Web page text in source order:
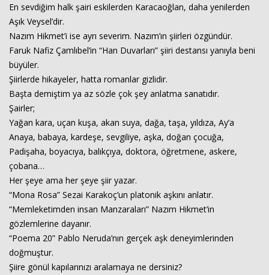
En sevdiğim halk şairi eskilerden Karacaoğlan, daha yenilerden
Aşık Veysel’dir.
Nazım Hikmet’i ise ayrı severim. Nazım’ın şiirleri özgündür.
Faruk Nafiz Çamlıbel’in “Han Duvarları” şiiri destansı yanıyla beni
büyüler.
Şiirlerde hikayeler, hatta romanlar gizlidir.
Başta demiştim ya az sözle çok şey anlatma sanatıdır.
Şairler;
Yağan kara, uçan kuşa, akan suya, dağa, taşa, yıldıza, Ay’a
Anaya, babaya, kardeşe, sevgiliye, aşka, doğan çocuğa,
Padişaha, boyacıya, balıkçıya, doktora, öğretmene, askere,
çobana…
Her şeye ama her şeye şiir yazar.
“Mona Rosa” Sezai Karakoç’un platonik aşkını anlatır.
“Memleketimden insan Manzaraları” Nazım Hikmet’in
gözlemlerine dayanır.
“Poema 20” Pablo Neruda’nın gerçek aşk deneyimlerinden
doğmuştur.
Şiire gönül kapılarınızı aralamaya ne dersiniz?
Haberin Doğru Adresi.